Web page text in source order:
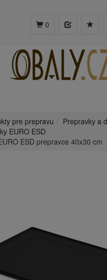
0
pre prepravu
Prepravky a
EURO ESD
ESD prepravce 40x30 cm